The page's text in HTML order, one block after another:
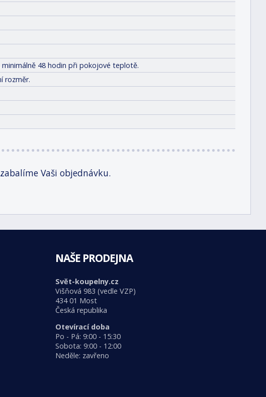
48 hodin při pokojové teplotě.
rozměr.
Vaši objednávku.
NAŠE PRODEJNA
Svět-koupelny.cz
Višňová 983 (vedle VZP)
434 01 Most
Česká republika
Otevírací doba
Po - Pá: 9:00 - 15:30
Sobota: 9:00 - 12:00
Neděle: zavřeno